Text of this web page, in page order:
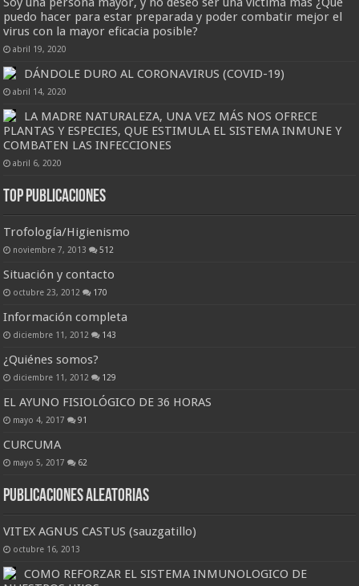
puedo hacer para estar preparada y poder combatir mejor el
virus con la mayor eficacia posible?
abril 19, 2020
DÁNDOLE DURO AL CORONAVIRUS (COVID-19)
abril 14, 2020
LA MADRE NATURALEZA, UNA VEZ MÁS NOS OFRECE
PLANTAS Y ESPECIES, QUE ESTIMULA EL SISTEMA INMUNE Y
COMBATEN LAS INFECCIONES
abril 6, 2020
Top Publicaciones
Trofología/Higienismo
noviembre 7, 2013 512
Situación y contacto
octubre 23, 2012 170
Información completa
diciembre 11, 2012 143
¿Quiénes somos?
diciembre 11, 2012 129
EL AYUNO FISIOLÓGICO DE 36 HORAS
mayo 4, 2017 91
CURCUMA
mayo 5, 2017 62
Publicaciones Aleatorias
VITEX AGNUS CASTUS (sauzgatillo)
octubre 16, 2013
COMO REFORZAR EL SISTEMA INMUNOLOGICO DE